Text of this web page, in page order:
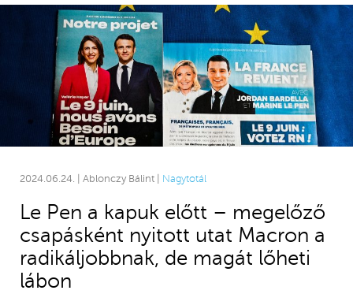
2024.06.24. | Ablonczy Bálint | Nagytotál
Le Pen a kapuk előtt – megelőző
csapásként nyitott utat Macron a
radikáljobbnak, de magát lőheti
lábon